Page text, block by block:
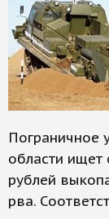
Пограничное
области ищет
рублей
рва.